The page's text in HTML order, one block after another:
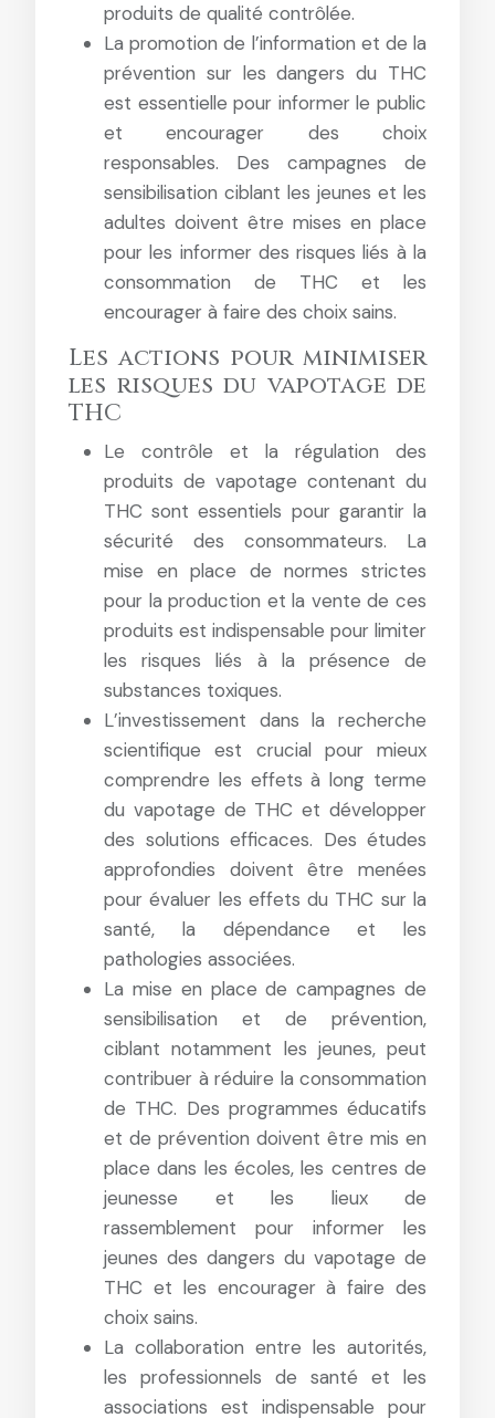
produits de qualité contrôlée.
La promotion de l’information et de la
prévention sur les dangers du THC
est essentielle pour informer le public
et encourager des choix
responsables. Des campagnes de
sensibilisation ciblant les jeunes et les
adultes doivent être mises en place
pour les informer des risques liés à la
consommation de THC et les
encourager à faire des choix sains.
Les actions pour minimiser
les risques du vapotage de
THC
Le contrôle et la régulation des
produits de vapotage contenant du
THC sont essentiels pour garantir la
sécurité des consommateurs. La
mise en place de normes strictes
pour la production et la vente de ces
produits est indispensable pour limiter
les risques liés à la présence de
substances toxiques.
L’investissement dans la recherche
scientifique est crucial pour mieux
comprendre les effets à long terme
du vapotage de THC et développer
des solutions efficaces. Des études
approfondies doivent être menées
pour évaluer les effets du THC sur la
santé, la dépendance et les
pathologies associées.
La mise en place de campagnes de
sensibilisation et de prévention,
ciblant notamment les jeunes, peut
contribuer à réduire la consommation
de THC. Des programmes éducatifs
et de prévention doivent être mis en
place dans les écoles, les centres de
jeunesse et les lieux de
rassemblement pour informer les
jeunes des dangers du vapotage de
THC et les encourager à faire des
choix sains.
La collaboration entre les autorités,
les professionnels de santé et les
associations est indispensable pour